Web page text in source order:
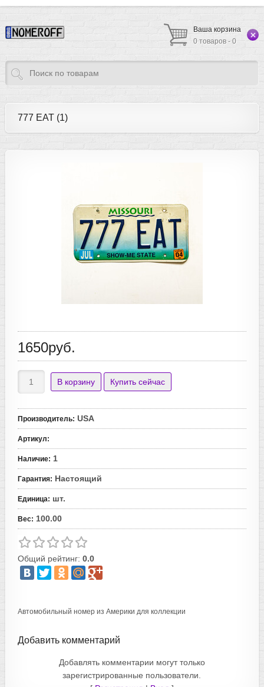
Ваша корзина
0 товаров - 0
777 EAT (1)
1650руб.
Производитель: USA
Артикул:
Наличие: 1
Гарантия: Настоящий
Единица: шт.
Вес: 100.00
Общий рейтинг: 0.0
Автомобильный номер из Америки для коллекции
Добавить комментарий
Добавлять комментарии могут только
зарегистрированные пользователи.